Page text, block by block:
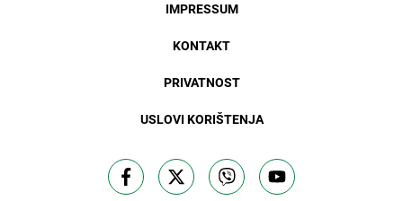
IMPRESSUM
KONTAKT
PRIVATNOST
USLOVI KORIŠTENJA